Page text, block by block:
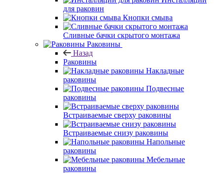
для раковин
Кнопки смыва
Сливные бачки скрытого монтажа
Раковины
Назад
Раковины
Накладные
раковины
Подвесные
раковины
Встраиваемые сверху раковины
Встраиваемые снизу раковины
Напольные
раковины
Мебельные
раковины